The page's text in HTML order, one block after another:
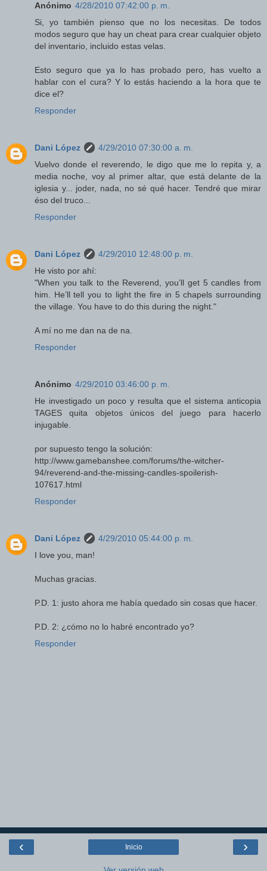
Anónimo 4/28/2010 07:42:00 p. m.
Si, yo también pienso que no los necesitas. De todos
modos seguro que hay un cheat para crear cualquier objeto
del inventario, incluido estas velas.
Esto seguro que ya lo has probado pero, has vuelto a
hablar con el cura? Y lo estás haciendo a la hora que te
dice el?
Responder
Dani López
4/29/2010 07:30:00 a. m.
Vuelvo donde el reverendo, le digo que me lo repita y, a
media noche, voy al primer altar, que está delante de la
iglesia y... joder, nada, no sé qué hacer. Tendré que mirar
éso del truco...
Responder
Dani López
4/29/2010 12:48:00 p. m.
He visto por ahí:
"When you talk to the Reverend, you’ll get 5 candles from
him. He’ll tell you to light the fire in 5 chapels surrounding
the village. You have to do this during the night."
A mí no me dan na de na.
Responder
Anónimo 4/29/2010 03:46:00 p. m.
He investigado un poco y resulta que el sistema anticopia
TAGES quita objetos únicos del juego para hacerlo
injugable.
por supuesto tengo la solución:
http://www.gamebanshee.com/forums/the-witcher-
94/reverend-and-the-missing-candles-spoilerish-
107617.html
Responder
Dani López
4/29/2010 05:44:00 p. m.
I love you, man!
Muchas gracias.
P.D. 1: justo ahora me había quedado sin cosas que hacer.
P.D. 2: ¿cómo no lo habré encontrado yo?
Responder
‹ ›
Inicio